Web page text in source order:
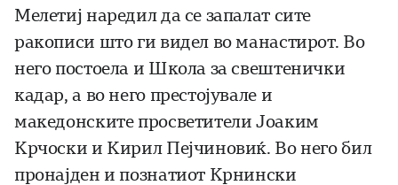
Мелетиј наредил да се запалат сите
ракописи што ги видел во манастирот. Во
него постоела и Школа за свештенички
кадар, a во него престојувале и
македонските просветители Јоаким
Крчоски и Кирил Пејчиновиќ. Во него бил
пронајден и познатиот Крнински